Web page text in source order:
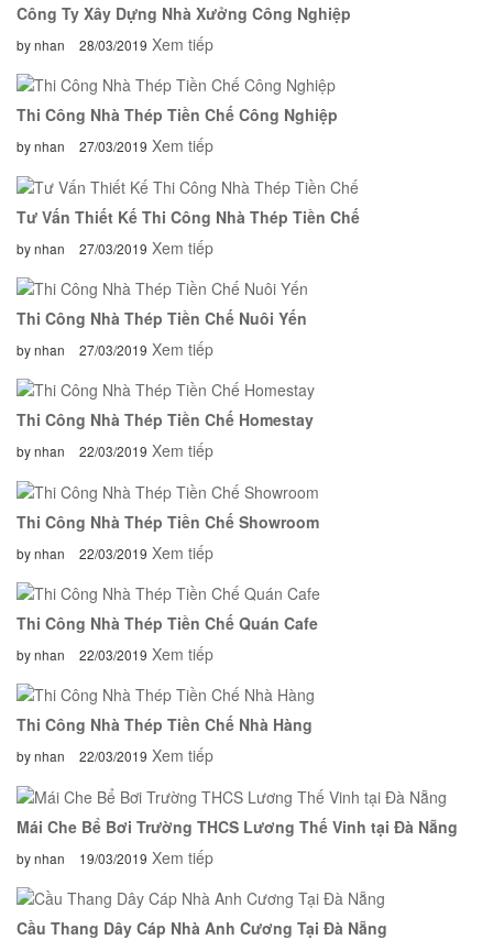
Công Ty Xây Dựng Nhà Xưởng Công Nghiệp
by nhan 28/03/2019 Xem tiếp
Thi Công Nhà Thép Tiền Chế Công Nghiệp
by nhan 27/03/2019 Xem tiếp
Tư Vấn Thiết Kế Thi Công Nhà Thép Tiền Chế
by nhan 27/03/2019 Xem tiếp
Thi Công Nhà Thép Tiền Chế Nuôi Yến
by nhan 27/03/2019 Xem tiếp
Thi Công Nhà Thép Tiền Chế Homestay
by nhan 22/03/2019 Xem tiếp
Thi Công Nhà Thép Tiền Chế Showroom
by nhan 22/03/2019 Xem tiếp
Thi Công Nhà Thép Tiền Chế Quán Cafe
by nhan 22/03/2019 Xem tiếp
Thi Công Nhà Thép Tiền Chế Nhà Hàng
by nhan 22/03/2019 Xem tiếp
Mái Che Bể Bơi Trường THCS Lương Thế Vinh tại Đà Nẵng
by nhan 19/03/2019 Xem tiếp
Cầu Thang Dây Cáp Nhà Anh Cương Tại Đà Nẵng